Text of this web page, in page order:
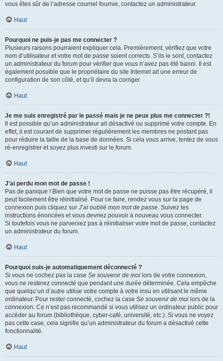
vous êtes sûr de l’adresse courriel fournie, contactez un administrateur.
Haut
Pourquoi ne puis-je pas me connecter ?
Plusieurs raisons pourraient expliquer cela. Premièrement, vérifiez que votre
nom d’utilisateur et votre mot de passe soient corrects. S’ils le sont, contactez
un administrateur du forum pour vérifier que vous n’avez pas été banni. Il est
également possible que le propriétaire du site Internet ait une erreur de
configuration de son côté, et qu’il devra la corriger.
Haut
Je me suis enregistré par le passé mais je ne peux plus me connecter ?!
Il est possible qu’un administrateur ait désactivé ou supprimé votre compte. En
effet, il est courant de supprimer régulièrement les membres ne postant pas
pour réduire la taille de la base de données. Si cela vous arrive, tentez de vous
ré-enregistrer et soyez plus investi sur le forum.
Haut
J’ai perdu mon mot de passe !
Pas de panique ! Bien que votre mot de passe ne puisse pas être récupéré, il
peut facilement être réinitialisé. Pour ce faire, rendez vous sur la page de
connexion puis cliquez sur J’ai oublié mon mot de passe. Suivez les
instructions énoncées et vous devriez pouvoir à nouveau vous connecter.
Si toutefois vous ne parveniez pas à réinitialiser votre mot de passe, contactez
un administrateur du forum.
Haut
Pourquoi suis-je automatiquement déconnecté ?
Si vous ne cochez pas la case Se souvenir de moi lors de votre connexion,
vous ne resterez connecté que pendant une durée déterminée. Cela empêche
que quelqu’un d’autre utilise votre compte à votre insu en utilisant le même
ordinateur. Pour rester connecté, cochez la case Se souvenir de moi lors de la
connexion. Ce n’est pas recommandé si vous utilisez un ordinateur public pour
accéder au forum (bibliothèque, cyber-café, université, etc.). Si vous ne voyez
pas cette case, cela signifie qu’un administrateur du forum a désactivé cette
fonctionnalité.
Haut